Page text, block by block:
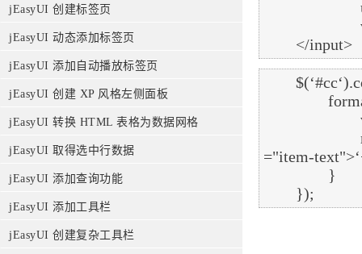
jEasyUI 创建标签页
jEasyUI 动态添加标签页
jEasyUI 添加自动播放标签页
jEasyUI 创建 XP 风格左侧面板
jEasyUI 转换 HTML 表格为数据网格
jEasyUI 取得选中行数据
jEasyUI 添加查询功能
jEasyUI 添加工具栏
jEasyUI 创建复杂工具栏
="item-